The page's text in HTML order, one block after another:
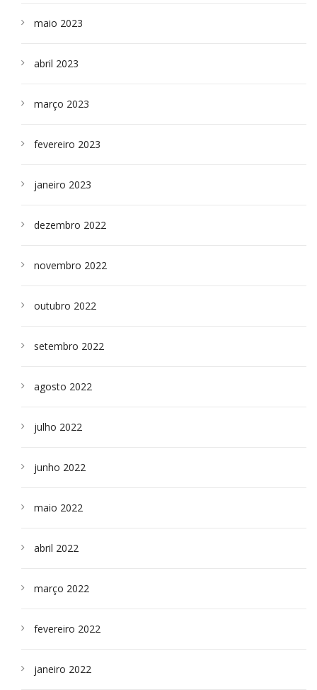
maio 2023
abril 2023
março 2023
fevereiro 2023
janeiro 2023
dezembro 2022
novembro 2022
outubro 2022
setembro 2022
agosto 2022
julho 2022
junho 2022
maio 2022
abril 2022
março 2022
fevereiro 2022
janeiro 2022